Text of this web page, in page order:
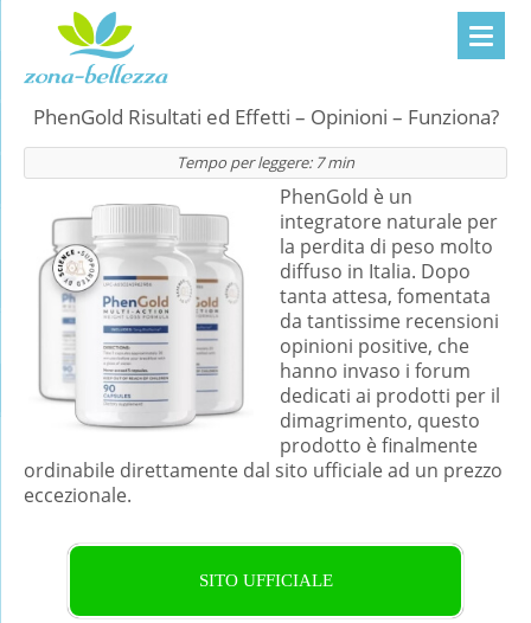
PhenGold Risultati ed Effetti – Opinioni – Funziona?
Tempo per leggere: 7 min
PhenGold è un
integratore naturale per
la perdita di peso molto
diffuso in Italia. Dopo
tanta attesa, fomentata
da tantissime recensioni
opinioni positive, che
hanno invaso i forum
dedicati ai prodotti per il
dimagrimento, questo
prodotto è finalmente
ordinabile direttamente dal sito ufficiale ad un prezzo
eccezionale.
SITO UFFICIALE